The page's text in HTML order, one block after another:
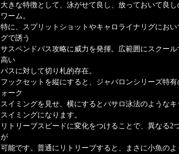
大きな特徴として、泳がせて良し、放っておいて良
ワーム。
特に、スプリットショットやキャロライナリグにお
グで誘う
サスペンドバス攻略に威力を発揮。広範囲にスクー
高い
バスに対して切り札的存在。
フックセットを縦にすると、ジャバロンシリーズ特
ォーク
スイミングを見せ、横にするとバサロ泳法のような
スイミングになります。
リトリーブスピードに変化をつけることで、異なる2
が
可能です。普通にリトリーブすると、まさに小魚の